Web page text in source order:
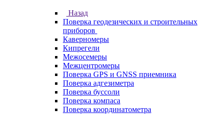
Назад
Поверка геодезических и строительных
приборов
Каверномеры
Кипрегели
Межосемеры
Межцентромеры
Поверка GPS и GNSS приемника
Поверка адгезиметра
Поверка буссоли
Поверка компаса
Поверка координатометра